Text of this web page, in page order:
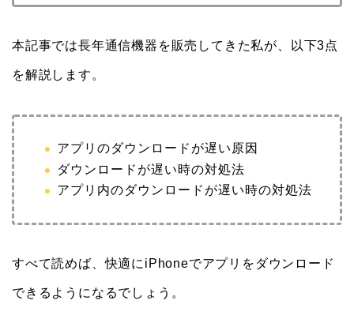
本記事では長年通信機器を販売してきた私が、以下3点
を解説します。
アプリのダウンロードが遅い原因
ダウンロードが遅い時の対処法
アプリ内のダウンロードが遅い時の対処法
すべて読めば、快適にiPhoneでアプリをダウンロード
できるようになるでしょう。